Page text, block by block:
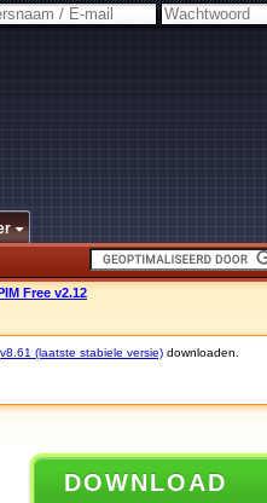
Free v2.12
v8.61 (laatste stabiele versie) downloaden.
DOWNLOAD